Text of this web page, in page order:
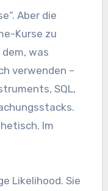
Aber die
Kurse zu
was
verwenden –
SQL,
Im
Likelihood. Sie